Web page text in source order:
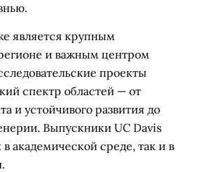
является крупным
и важным центром
проекты
спектр областей — от
и устойчивого развития до
Выпускники UC Davis
академической среде, так и в